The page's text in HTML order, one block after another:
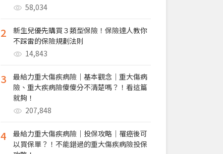
58,034
2
新生兒優先購買３類型保險！保險達人教你
不踩雷的保險規劃法則
14,843
3
最給力重大傷疾病險｜基本觀念｜重大傷病
險、重大疾病險傻傻分不清楚嗎？！看這篇
就夠！
207,848
4
最給力重大傷疾病險｜投保攻略｜罹癌後可
以買保單？！不能錯過的重大傷疾病險投保